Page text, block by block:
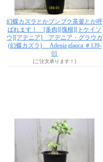
幻蝶カズラとかブンブク茶釜とか呼
ばれます！ [多肉][塊根][トケイソ
ウ][アデニア] アデニア・グラウカ
(幻蝶カズラ) Adenia glauca ＃139-
01
[ご注文承ります！]